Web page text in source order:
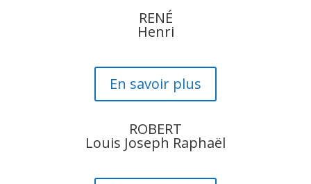
RENÉ
Henri
En savoir plus
ROBERT
Louis Joseph Raphaël